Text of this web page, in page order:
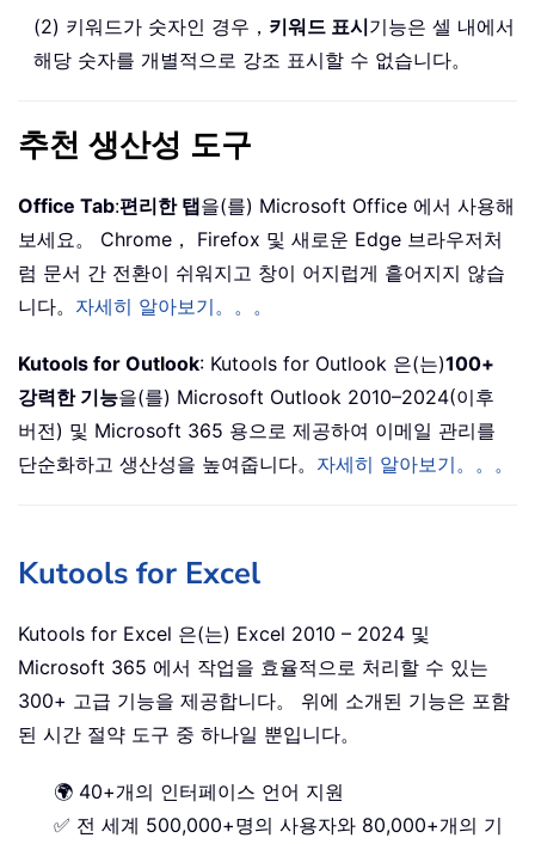
(2) 키워드가 숫자인 경우， 키워드 표시기능은 셀 내에서
해당 숫자를 개별적으로 강조 표시할 수 없습니다。
추천 생산성 도구
Office Tab:편리한 탭을(를) Microsoft Office 에서 사용해
보세요。 Chrome， Firefox 및 새로운 Edge 브라우저처
럼 문서 간 전환이 쉬워지고 창이 어지럽게 흩어지지 않습
니다。 자세히 알아보기。。。
Kutools for Outlook: Kutools for Outlook 은(는)100+
강력한 기능을(를) Microsoft Outlook 2010–2024(이후
버전) 및 Microsoft 365 용으로 제공하여 이메일 관리를
단순화하고 생산성을 높여줍니다。 자세히 알아보기。。。
Kutools for Excel
Kutools for Excel 은(는) Excel 2010 – 2024 및
Microsoft 365 에서 작업을 효율적으로 처리할 수 있는
300+ 고급 기능을 제공합니다。 위에 소개된 기능은 포함
된 시간 절약 도구 중 하나일 뿐입니다。
🌍 40+개의 인터페이스 언어 지원
✅ 전 세계 500,000+명의 사용자와 80,000+개의 기